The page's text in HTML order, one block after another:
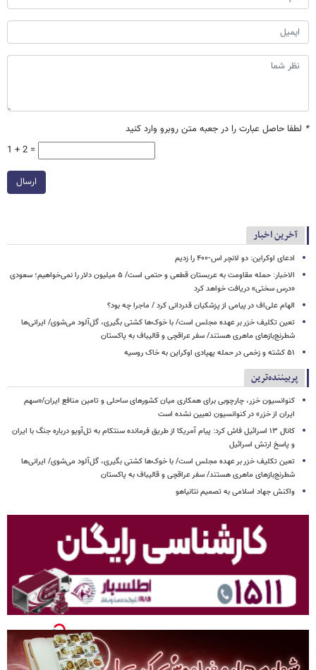
* لطفا حاصل عبارت را در جعبه متن روبرو وارد کنید
1 + 2 =
ارسال
آخرین اخبار
ادعای اوکراین: دو لانچر اس-۴۰۰ را زدیم
الاخبار: حمله مقاومت به عربستان قطعی و حتمی است/ ۵ میلیون دلار را نمی‌خواهیم؛ سعودی
«درس سختی» دریافت خواهد کرد
الهام علی‌اف در پیامی از پزشکیان قدردانی کرد / ماجرا چه بود؟
تعین تکلیف خزر بر عهده مجلس است/ با خوک‌ها کشتی بگیری، گل‌آلود می‌شوی/ ایرانی‌ها
شطرنج‌بازهای ماهری هستند/ سفر عراقچی و قالیباف به پاکستان
۵۱ کشته و زخمی در حمله پهپادی اوکراین به خاک روسیه
پربیننده‌ترین
کنوانسیون خزر، چارچوبی برای همکاری میان کشورهای ساحلی و تامین منافع ایران/«سهم
ایران از خزر» در کنوانسیون تعیین نشده است
کانال ۱۳ اسرائیل فاش کرد: پیام آمریکا از طریق فرمانده سنتکام به تل‌آویو درباره جنگ با ایران
و پاسخ ارتش اسرائیل
تعین تکلیف خزر بر عهده مجلس است/ با خوک‌ها کشتی بگیری، گل‌آلود می‌شوی/ ایرانی‌ها
شطرنج‌بازهای ماهری هستند/ سفر عراقچی و قالیباف به پاکستان
واکنش جهاد اسلامی به تصمیم نتانیاهو